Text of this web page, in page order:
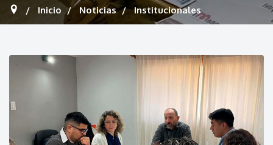
Inicio Noticias Institucionales